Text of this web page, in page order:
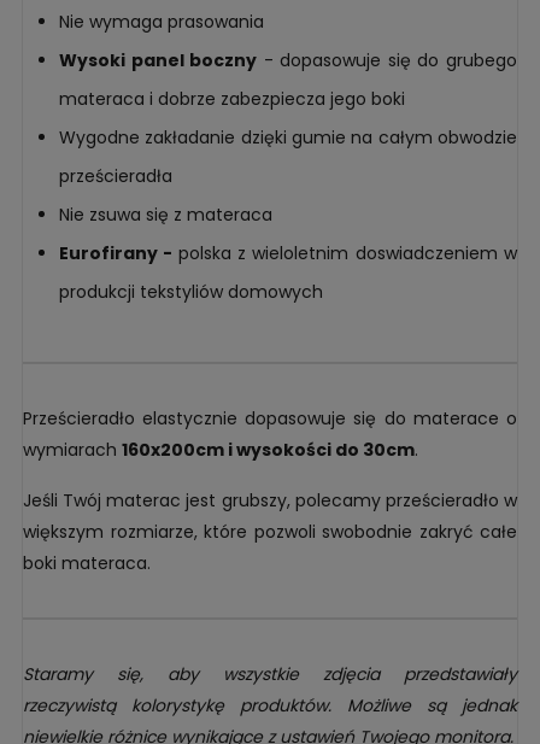
Nie wymaga prasowania
Wysoki panel boczny - dopasowuje się do grubego
materaca i dobrze zabezpiecza jego boki
Wygodne zakładanie dzięki gumie na całym obwodzie
prześcieradła
Nie zsuwa się z materaca
Eurofirany - polska z wieloletnim doswiadczeniem w
produkcji tekstyliów domowych
Prześcieradło elastycznie dopasowuje się do materace o
wymiarach 160x200cm i wysokości do 30cm.
Jeśli Twój materac jest grubszy, polecamy prześcieradło w
większym rozmiarze, które pozwoli swobodnie zakryć całe
boki materaca.
Staramy się, aby wszystkie zdjęcia przedstawiały
rzeczywistą kolorystykę produktów. Możliwe są jednak
niewielkie różnice wynikające z ustawień Twojego monitora.